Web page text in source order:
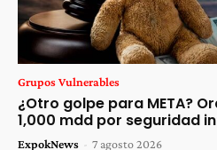
Grupos Vulnerables
¿Otro golpe para META?
1,000 mdd por seguridad
ExpokNews - 7 agosto 2026